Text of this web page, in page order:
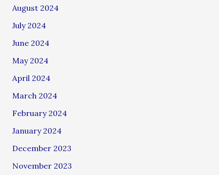
August 2024
July 2024
June 2024
May 2024
April 2024
March 2024
February 2024
January 2024
December 2023
November 2023